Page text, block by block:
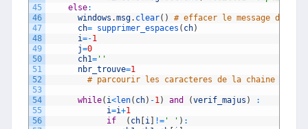
45
46
47
48
49
50
51
52
53
54
55
56
else:
windows .msg. clear( )
# effacer le message d
ch= supprimer_espaces ( ch)
i=-1
j=0
ch1= ''
nbr_trouve=1
# parcourir les caracteres de la chaine CH1
while( i<len( ch) -1) and (verif_majus )
:
i=i+1
if
( ch i != ' ' ) :